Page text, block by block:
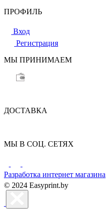
ПРОФИЛЬ
Вход
Регистрация
МЫ ПРИНИМАЕМ
ДОСТАВКА
МЫ В СОЦ. СЕТЯХ
Разработка интернет магазина
© 2024 Easyprint.by